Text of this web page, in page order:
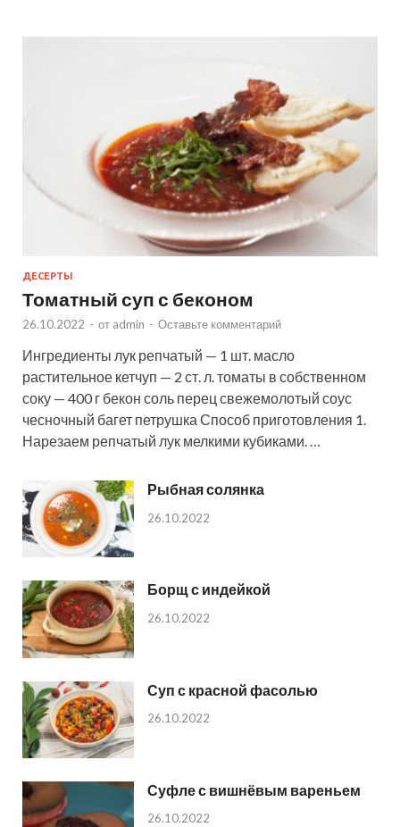
ДЕСЕРТЫ
Томатный суп с беконом
26.10.2022 - от admin - Оставьте комментарий
Ингредиенты лук репчатый — 1 шт. масло
растительное кетчуп — 2 ст. л. томаты в собственном
соку — 400 г бекон соль перец свежемолотый соус
чесночный багет петрушка Способ приготовления 1.
Нарезаем репчатый лук мелкими кубиками. …
Рыбная солянка
26.10.2022
Борщ с индейкой
26.10.2022
Суп с красной фасолью
26.10.2022
Суфле с вишнёвым вареньем
26.10.2022